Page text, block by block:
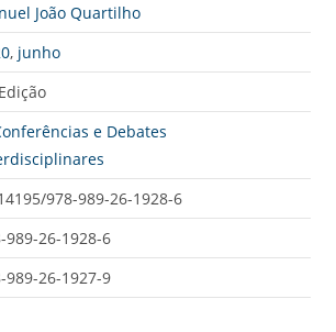
João Quartilho
, junho
e Debates
978-989-26-1928-6
989-26-1928-6
989-26-1927-9